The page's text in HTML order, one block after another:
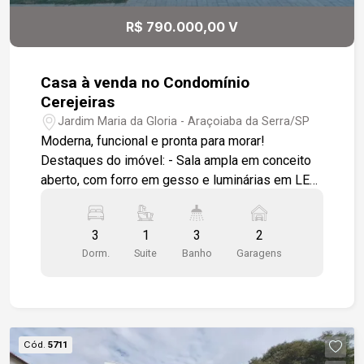
Raposo Tavares, oferecendo mobilidade e
conveniência Uma casa pensada para quem
localização estratégica. Agende sua visita e
venha conhecer seu novo lar!
R$ 790.000,00 V
Casa à venda no Condomínio
Cerejeiras
Jardim Maria da Gloria - Araçoiaba da Serra/SP
Moderna, funcional e pronta para morar!
Destaques do imóvel: - Sala ampla em conceito
aberto, com forro em gesso e luminárias em LED
conforto. - Cozinha americana integrada, com
balcão em granito preto em formato L, ideal para
quem valoriza praticidade e estilo. - Área
para lazer, pets ou jardinagem. - Três dormitórios,
sendo uma suíte com: Box em vidro temperado
3
Dorm.
1
Suite
3
Banho
2
Garagens
Cód. 5711